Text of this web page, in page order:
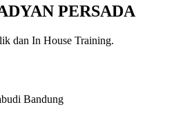
PERSADA
dan In House Training.
Bandung